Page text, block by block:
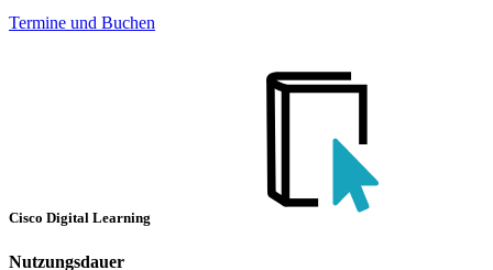
Termine und Buchen
Cisco Digital Learning
Nutzungsdauer